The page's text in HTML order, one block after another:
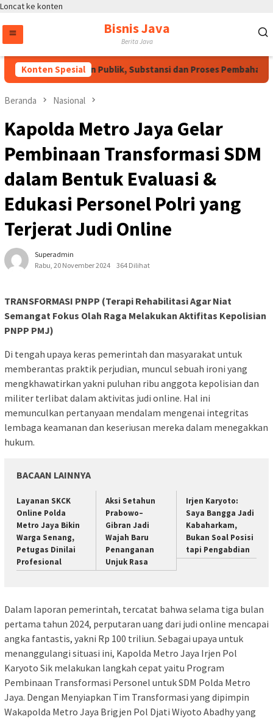
Loncat ke konten
Bisnis Java
Berita Java
Konten Spesial
Perlu Dukungan Publik, Substansi dan Proses Pembahasan
Beranda Nasional
Kapolda Metro Jaya Gelar
Pembinaan Transformasi SDM
dalam Bentuk Evaluasi &
Edukasi Personel Polri yang
Terjerat Judi Online
Superadmin
Rabu, 20 November 2024
364 Dilihat
TRANSFORMASI PNPP (Terapi Rehabilitasi Agar Niat
Semangat Fokus Olah Raga Melakukan Aktifitas Kepolisian
PNPP PMJ)
Di tengah upaya keras pemerintah dan masyarakat untuk
memberantas praktik perjudian, muncul sebuah ironi yang
mengkhawatirkan yakni puluhan ribu anggota kepolisian dan
militer terlibat dalam aktivitas judi online. Hal ini
memunculkan pertanyaan mendalam mengenai integritas
lembaga keamanan dan keseriusan mereka dalam menegakkan
hukum.
BACAAN LAINNYA
Layanan SKCK
Online Polda
Metro Jaya Bikin
Warga Senang,
Petugas Dinilai
Profesional
Aksi Setahun
Prabowo–
Gibran Jadi
Wajah Baru
Penanganan
Unjuk Rasa
Irjen Karyoto:
Saya Bangga Jadi
Kabaharkam,
Bukan Soal Posisi
tapi Pengabdian
Dalam laporan pemerintah, tercatat bahwa selama tiga bulan
pertama tahun 2024, perputaran uang dari judi online mencapai
angka fantastis, yakni Rp 100 triliun. Sebagai upaya untuk
menanggulangi situasi ini, Kapolda Metro Jaya Irjen Pol
Karyoto Sik melakukan langkah cepat yaitu Program
Pembinaan Transformasi Personel untuk SDM Polda Metro
Jaya. Dengan Menyiapkan Tim Transformasi yang dipimpin
Wakapolda Metro Jaya Brigjen Pol Djati Wiyoto Abadhy yang